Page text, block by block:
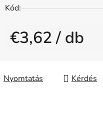
ből
csillag.
Kód:
€3,62/ db
Nyomtatás Kérdés